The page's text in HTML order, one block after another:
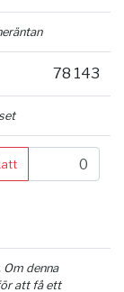
78 143
denna
att få ett